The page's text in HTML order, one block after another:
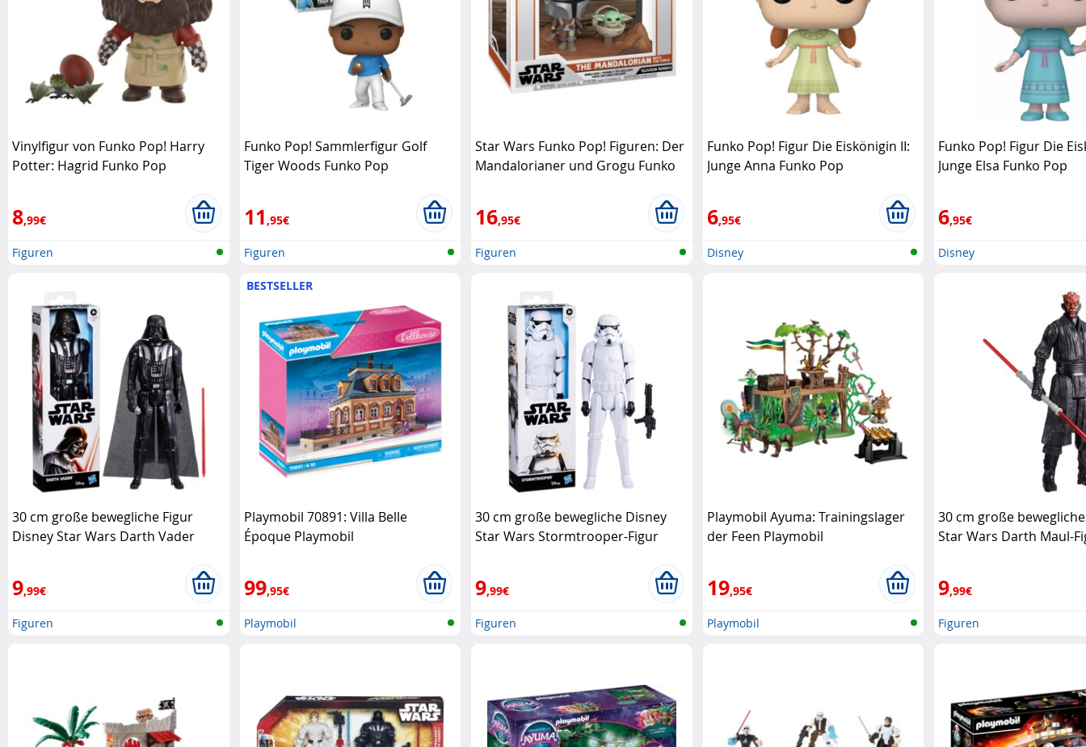
Vinylfigur von Funko Pop! Harry
Potter: Hagrid Funko Pop
8,99€
Figuren
Funko Pop! Sammlerfigur Golf
Tiger Woods Funko Pop
11,95€
Figuren
Star Wars Funko Pop! Figuren: Der
Mandalorianer und Grogu Funko
16,95€
Figuren
Funko Pop! Figur Die Eiskönigin II:
Junge Anna Funko Pop
6,95€
Disney
Funko Pop! Figur Die
Junge Elsa Funko Pop
6,95€
Disney
30 cm große bewegliche Figur
Disney Star Wars Darth Vader
9,99€
Figuren
BESTSELLER
Playmobil 70891: Villa Belle
Époque Playmobil
99,95€
Playmobil
30 cm große bewegliche Disney
Star Wars Stormtrooper-Figur
9,99€
Figuren
Playmobil Ayuma: Trainingslager
der Feen Playmobil
19,95€
Playmobil
30 cm große
Star Wars Darth Maul-
9,99€
Figuren